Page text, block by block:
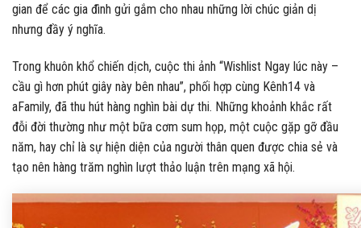
gian để các gia đình gửi gắm cho nhau những lời chúc giản dị
nhưng đầy ý nghĩa.
Trong khuôn khổ chiến dịch, cuộc thi ảnh “Wishlist Ngay lúc này –
cầu gì hơn phút giây này bên nhau”, phối hợp cùng Kênh14 và
aFamily, đã thu hút hàng nghìn bài dự thi. Những khoảnh khắc rất
đỗi đời thường như một bữa cơm sum họp, một cuộc gặp gỡ đầu
năm, hay chỉ là sự hiện diện của người thân quen được chia sẻ và
tạo nên hàng trăm nghìn lượt thảo luận trên mạng xã hội.